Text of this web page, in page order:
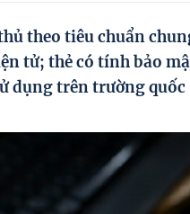
theo tiêu chuẩn
tử; thẻ có tính bảo
dụng trên trường quốc